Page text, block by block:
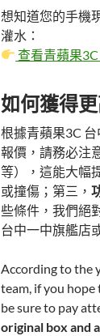
想知道您的手機
灌水：
查看青蘋果
如何獲得
根據青蘋果3C
報價，請務必注
等），這能大幅
或撞傷；第三，
些條件，我們絕
台中一中旗艦店
According to the
team, if you
be sure to pay
original box and